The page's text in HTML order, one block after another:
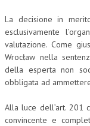
La decisione in
esclusivamente
valutazione. Come
Wrocław nella
della esperta non
obbligata ad
Alla luce dell’art. 201
convincente e